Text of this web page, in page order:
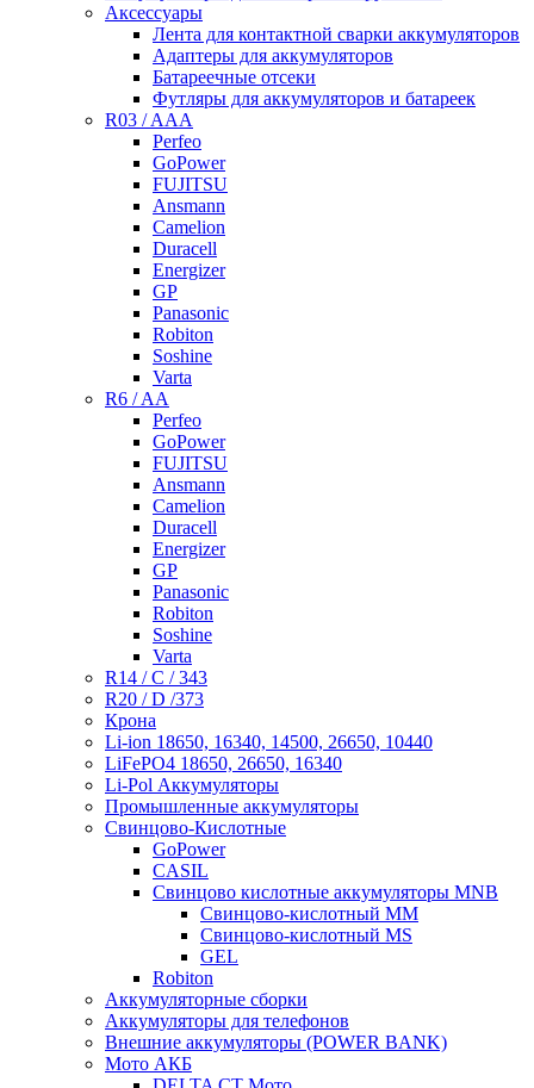
Аксессуары
Лента для контактной сварки аккумуляторов
Адаптеры для аккумуляторов
Батареечные отсеки
Футляры для аккумуляторов и батареек
R03 / AAA
Perfeo
GoPower
FUJITSU
Ansmann
Camelion
Duracell
Energizer
GP
Panasonic
Robiton
Soshine
Varta
R6 / AA
Perfeo
GoPower
FUJITSU
Ansmann
Camelion
Duracell
Energizer
GP
Panasonic
Robiton
Soshine
Varta
R14 / C / 343
R20 / D /373
Крона
Li-ion 18650, 16340, 14500, 26650, 10440
LiFePO4 18650, 26650, 16340
Li-Pol Аккумуляторы
Промышленные аккумуляторы
Свинцово-Кислотные
GoPower
CASIL
Свинцово кислотные аккумуляторы MNB
Cвинцово-кислотный MM
Cвинцово-кислотный MS
GEL
Robiton
Аккумуляторные сборки
Аккумуляторы для телефонов
Внешние аккумуляторы (POWER BANK)
Мото АКБ